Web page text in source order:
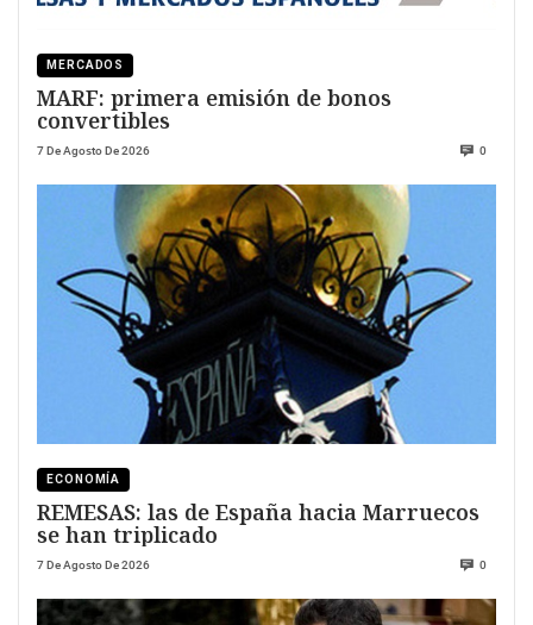
MERCADOS
MARF: primera emisión de bonos
convertibles
7 De Agosto De 2026 0
ECONOMÍA
REMESAS: las de España hacia Marruecos
se han triplicado
7 De Agosto De 2026 0